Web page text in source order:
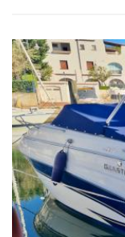
seguita con cura,
intervento da eseguire.
appuntamento.